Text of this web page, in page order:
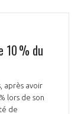
10 % du
après avoir
lors de son
de